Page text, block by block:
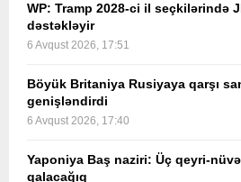
WP: Tramp 2028-ci il seçkilərində
dəstəkləyir
6 Avqust 2026, 17:51
Böyük Britaniya Rusiyaya qarşı
genişləndirdi
6 Avqust 2026, 17:40
Yaponiya Baş naziri: Üç qeyri-
qalacağıq